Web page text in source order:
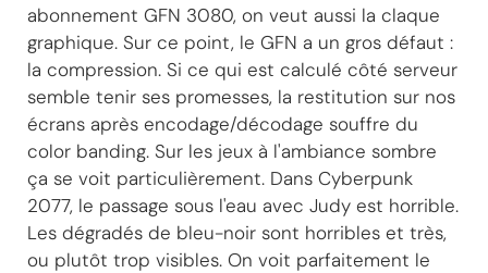
abonnement GFN 3080, on veut aussi la claque
graphique. Sur ce point, le GFN a un gros défaut :
la compression. Si ce qui est calculé côté serveur
semble tenir ses promesses, la restitution sur nos
écrans après encodage/décodage souffre du
color banding. Sur les jeux à l'ambiance sombre
ça se voit particulièrement. Dans Cyberpunk
2077, le passage sous l'eau avec Judy est horrible.
Les dégradés de bleu-noir sont horribles et très,
ou plutôt trop visibles. On voit parfaitement le